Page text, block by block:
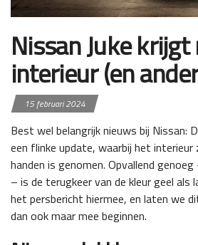
Nissan Juke
interieur (en
15 februari 2024
Best wel belangrijk nieuws bij Nissan:
een flinke update, waarbij het interieur
handen is genomen. Opvallend
– is de terugkeer van de kleur geel als
het persbericht hiermee, en laten we
dan ook maar mee beginnen.